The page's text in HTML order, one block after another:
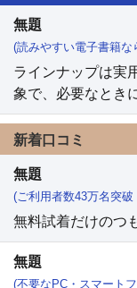
無題
(読みやすい電子書籍
ラインナップは実
象で、必要なとき
新着口コミ
無題
(ご利用者数43万名突
無料試着だけのつ
無題
(不要なPC・スマート